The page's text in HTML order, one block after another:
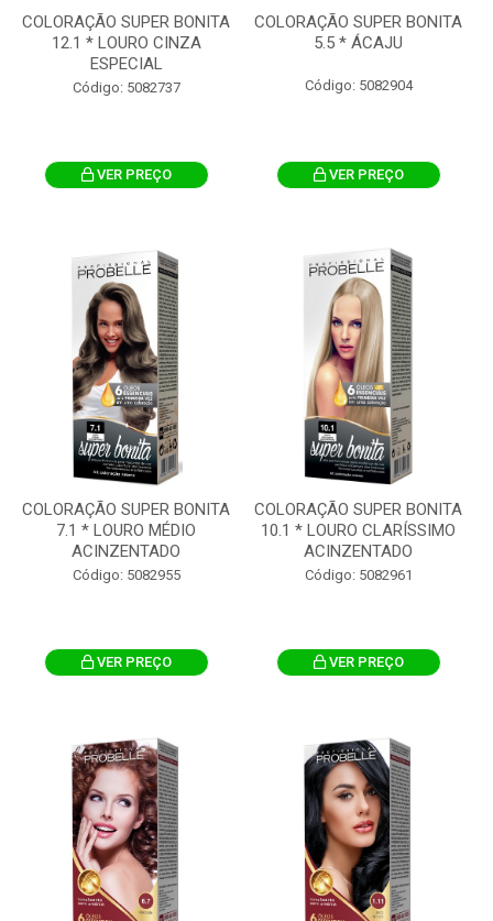
COLORAÇÃO SUPER BONITA
12.1 * LOURO CINZA
ESPECIAL
Código: 5082737
VER PREÇO
COLORAÇÃO SUPER BONITA
5.5 * ÁCAJU
Código: 5082904
VER PREÇO
COLORAÇÃO SUPER BONITA
7.1 * LOURO MÉDIO
ACINZENTADO
Código: 5082955
VER PREÇO
COLORAÇÃO SUPER BONITA
10.1 * LOURO CLARÍSSIMO
ACINZENTADO
Código: 5082961
VER PREÇO